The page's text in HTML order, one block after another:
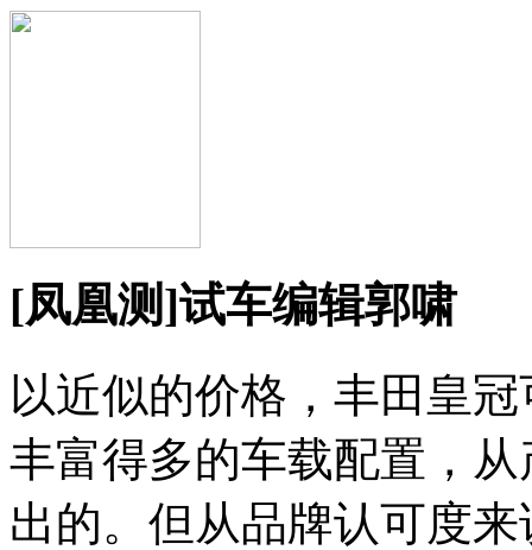
[凤凰测]试车编辑郭啸
以近似的价格，丰田皇
丰富得多的车载配置，
出的。但从品牌认可度